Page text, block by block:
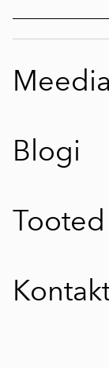
Meedia
Blogi
Tooted